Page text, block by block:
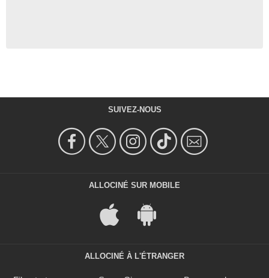
SUIVEZ-NOUS
ALLOCINÉ SUR MOBILE
ALLOCINÉ À L'ÉTRANGER